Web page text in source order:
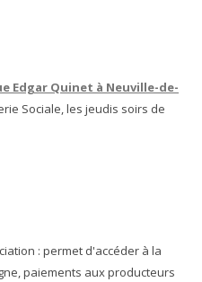
Edgar Quinet à Neuville-de-
Sociale, les jeudis soirs de
: permet d'accéder à la
paiements aux producteurs